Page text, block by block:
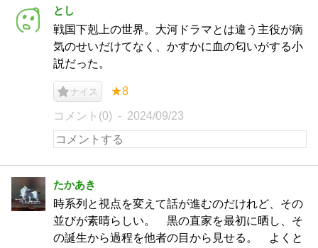
とし
戦国下剋上の世界。大河ドラマとは違う主役が病
気のせいだけてなく、かすかに血の匂いがする小
説だった。
ナイス ★8
コメント(0) 2024/09/23
たかあき
時系列と視点を変えて話が進むのだけれど、その
並びが素晴らしい。 黒の直家を最初に晒し、そ
の誕生から過程を他者の目から見せる。 よくと